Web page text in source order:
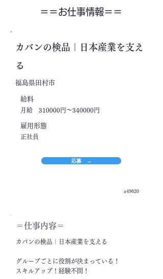
＝＝​お仕事情報＝＝
カバンの検品｜日本産業を支え
る
福島県田村市
​給料
月給 310000円～340000円
​雇用形態
正社員
応募 →
a49620
＝​仕事内容＝
カバンの検品｜日本産業を支える
グループごとに役割が決まっている！
スキルアップ！経験不問！